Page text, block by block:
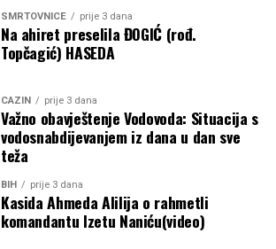
SMRTOVNICE prije 3 dana
Na ahiret preselila ĐOGIĆ (rođ.
Topčagić) HASEDA
CAZIN prije 3 dana
Važno obavještenje Vodovoda: Situacija s
vodosnabdijevanjem iz dana u dan sve
teža
BIH prije 3 dana
Kasida Ahmeda Alilija o rahmetli
komandantu Izetu Naniću(video)